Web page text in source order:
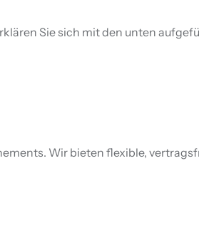
Sie sich mit den unten
Wir bieten flexible,